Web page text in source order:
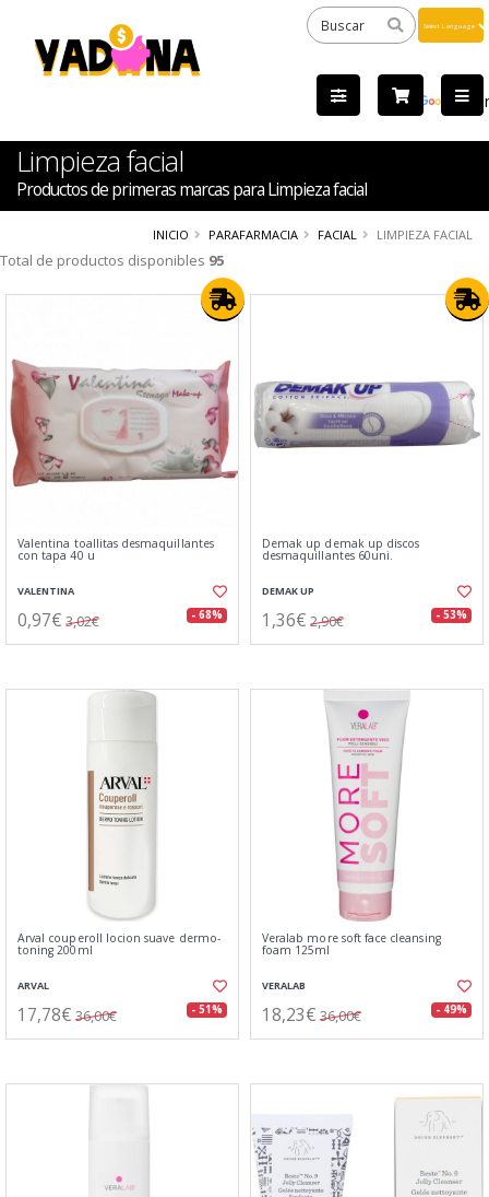
by
Limpieza facial
Productos de primeras marcas para Limpieza facial
INICIO PARAFARMACIA FACIAL LIMPIEZA FACIAL
Total de productos disponibles 95
Valentina toallitas desmaquillantes
con tapa 40 u
VALENTINA
0,97€ 3,02€ - 68%
Demak up demak up discos
desmaquillantes 60uni.
DEMAK UP
1,36€ 2,90€ - 53%
Arval couperoll locion suave dermo-
toning 200ml
ARVAL
17,78€ 36,00€ - 51%
Veralab more soft face cleansing
foam 125ml
VERALAB
18,23€ 36,00€ - 49%